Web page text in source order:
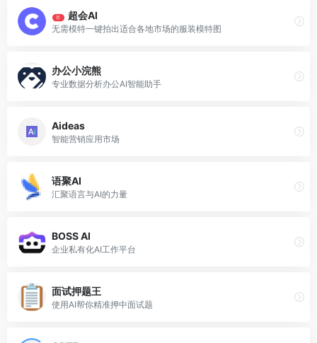
荐 超会AI
无需模特一键拍出适合各地市场的服装模特图
办公小浣熊
专业数据分析办公AI智能助手
Aideas
智能营销应用市场
语聚AI
汇聚语言与AI的力量
BOSS AI
企业私有化AI工作平台
面试押题王
使用AI帮你精准押中面试题